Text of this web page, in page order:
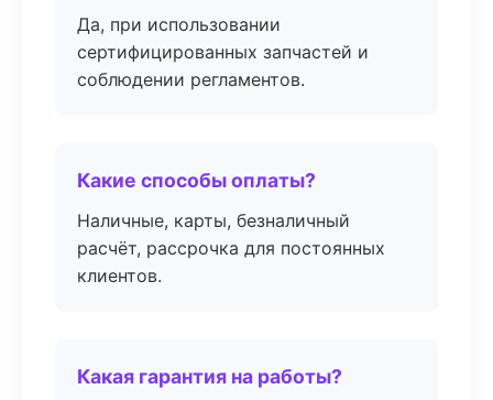
Да, при использовании
сертифицированных запчастей и
соблюдении регламентов.
Какие способы оплаты?
Наличные, карты, безналичный
расчёт, рассрочка для постоянных
клиентов.
Какая гарантия на работы?